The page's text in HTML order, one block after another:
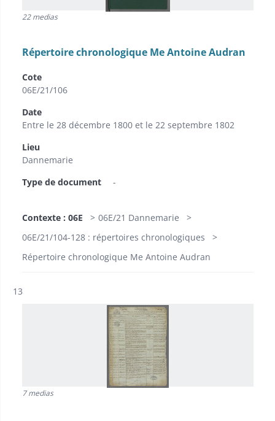
22 medias
Répertoire chronologique Me Antoine Audran
Cote
06E/21/106
Date
Entre le 28 décembre 1800 et le 22 septembre 1802
Lieu
Dannemarie
Type de document
-
Contexte : 06E
06E/21 Dannemarie
06E/21/104-128 : répertoires chronologiques
Répertoire chronologique Me Antoine Audran
Résultat n°
13
7 medias